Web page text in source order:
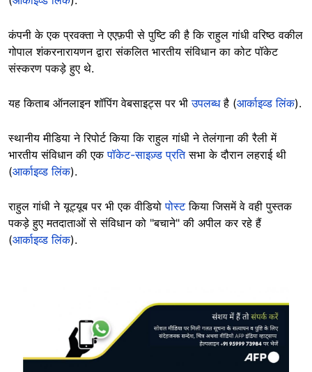
कंपनी के एक प्रवक्ता ने एएफ़पी से पुष्टि की है कि राहुल गांधी वरिष्ठ वकील
गोपाल शंकरनारायणन द्वारा संकलित भारतीय संविधान का कोट पॉकेट
संस्करण पकड़े हुए थे.
यह किताब ऑनलाइन शॉपिंग वेबसाइट्स पर भीउपलब्धहै (आर्काइव्ड लिंक).
स्थानीय मीडिया ने रिपोर्ट किया कि राहुल गांधी ने तेलंगाना की रैली में
भारतीय संविधान की एकपॉकेट-साइज़्ड प्रतिसभा के दौरान लहराई थी
(आर्काइव्ड लिंक).
राहुल गांधी ने यूट्यूब पर भी एक वीडियोपोस्टकिया जिसमें वे वही पुस्तक
पकड़े हुए मतदाताओं से संविधान को "बचाने" की अपील कर रहे हैं
(आर्काइव्ड लिंक).